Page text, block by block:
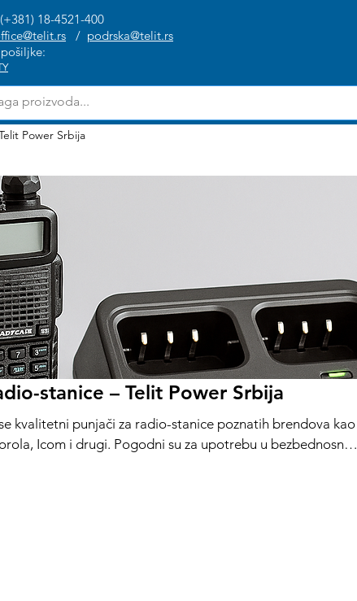
18-4521-400
/ podrska@telit.rs
Power Srbija
stanice – Telit Power Srbija
kvalitetni punjači za radio-stanice poznatih brendova kao
Icom i drugi. Pogodni su za upotrebu u bezbednosnim
Brza isporuka širom Srbije uz tehničku podršku i